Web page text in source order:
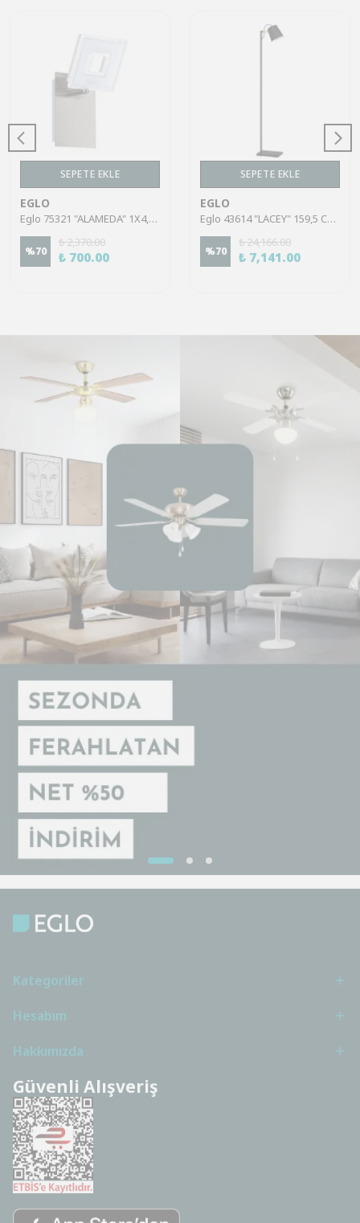
SEPETE EKLE
EGLO
Eglo 75321 "ALAMEDA" 1X4,5W Çelik Nikel Mat Sıva Üstü Spot
%70
₺ 2,370.00
₺ 700.00
SEPETE EKLE
EGLO
Eglo 43614 "LACEY" 159,5 Cm Yüksekliğinde Çelik, Ahşap Köşe Lambası Lambader
%70
₺ 24,166.00
₺ 7,141.00
Kategoriler
Hesabım
Hakkımızda
Güvenli Alışveriş